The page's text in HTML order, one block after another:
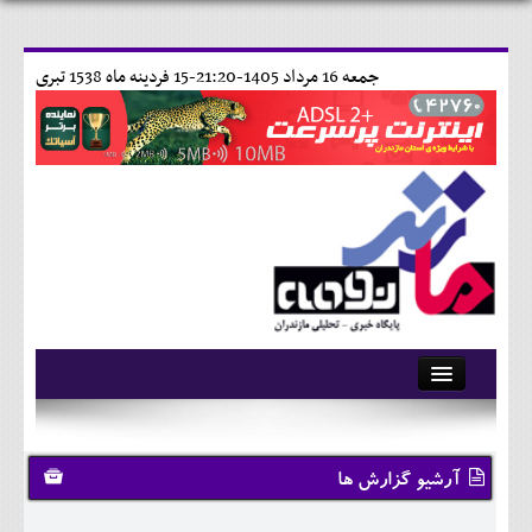
15 فردينه ماه 1538 تبری جمعه 16 مرداد 1405-21:20-
آرشیو
تماس با ما
وبلاگ
آرشیو گزارش ها